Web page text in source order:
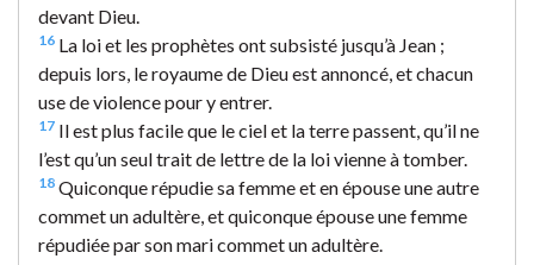
devant Dieu.
16 La loi et les prophètes ont subsisté jusqu’à Jean ;
depuis lors, le royaume de Dieu est annoncé, et chacun
use de violence pour y entrer.
17 Il est plus facile que le ciel et la terre passent, qu’il ne
l’est qu’un seul trait de lettre de la loi vienne à tomber.
18 Quiconque répudie sa femme et en épouse une autre
commet un adultère, et quiconque épouse une femme
répudiée par son mari commet un adultère.